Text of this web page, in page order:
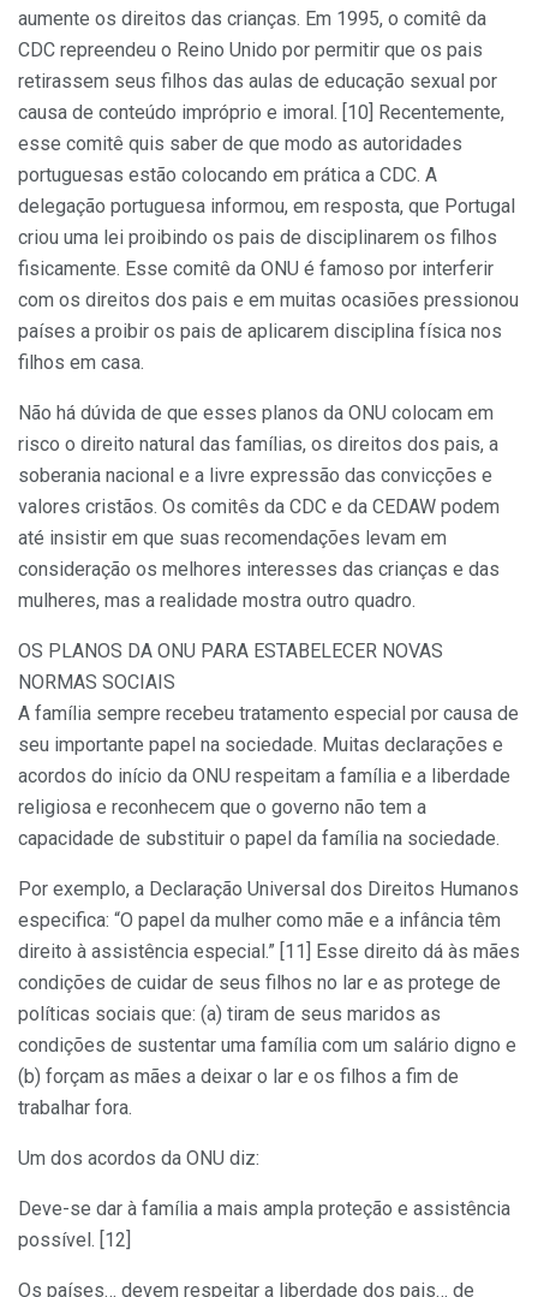
aumente os direitos das crianças. Em 1995, o comitê da
CDC repreendeu o Reino Unido por permitir que os pais
retirassem seus filhos das aulas de educação sexual por
causa de conteúdo impróprio e imoral. [10] Recentemente,
esse comitê quis saber de que modo as autoridades
portuguesas estão colocando em prática a CDC. A
delegação portuguesa informou, em resposta, que Portugal
criou uma lei proibindo os pais de disciplinarem os filhos
fisicamente. Esse comitê da ONU é famoso por interferir
com os direitos dos pais e em muitas ocasiões pressionou
países a proibir os pais de aplicarem disciplina física nos
filhos em casa.
Não há dúvida de que esses planos da ONU colocam em
risco o direito natural das famílias, os direitos dos pais, a
soberania nacional e a livre expressão das convicções e
valores cristãos. Os comitês da CDC e da CEDAW podem
até insistir em que suas recomendações levam em
consideração os melhores interesses das crianças e das
mulheres, mas a realidade mostra outro quadro.
OS PLANOS DA ONU PARA ESTABELECER NOVAS
NORMAS SOCIAIS
A família sempre recebeu tratamento especial por causa de
seu importante papel na sociedade. Muitas declarações e
acordos do início da ONU respeitam a família e a liberdade
religiosa e reconhecem que o governo não tem a
capacidade de substituir o papel da família na sociedade.
Por exemplo, a Declaração Universal dos Direitos Humanos
especifica: “O papel da mulher como mãe e a infância têm
direito à assistência especial.” [11] Esse direito dá às mães
condições de cuidar de seus filhos no lar e as protege de
políticas sociais que: (a) tiram de seus maridos as
condições de sustentar uma família com um salário digno e
(b) forçam as mães a deixar o lar e os filhos a fim de
trabalhar fora.
Um dos acordos da ONU diz:
Deve-se dar à família a mais ampla proteção e assistência
possível. [12]
Os países… devem respeitar a liberdade dos pais… de